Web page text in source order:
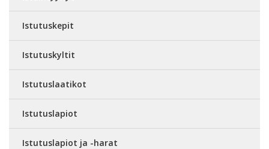
Istutuskepit
Istutuskyltit
Istutuslaatikot
Istutuslapiot
Istutuslapiot ja -harat